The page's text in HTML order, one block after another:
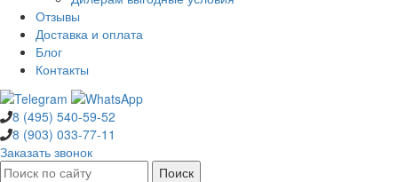
Отзывы
Доставка и оплата
Блог
Контакты
8 (495) 540-59-52
8 (903) 033-77-11
Заказать звонок